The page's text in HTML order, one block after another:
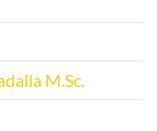
M.Sc.